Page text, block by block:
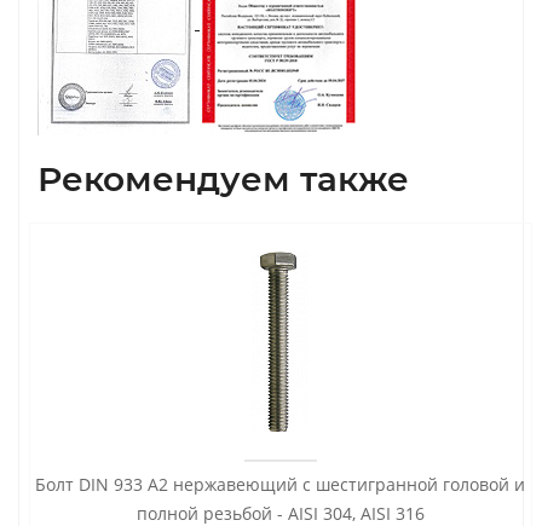
Рекомендуем также
Болт DIN 933 А2 нержавеющий с шестигранной головой и
полной резьбой - AISI 304, AISI 316